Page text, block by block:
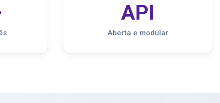
API
Aberta e modular